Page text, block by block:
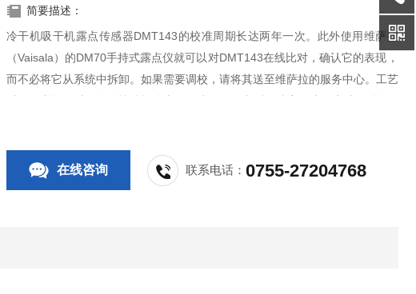
简要描述：
冷干机吸干机露点传感器DMT143的校准周期长达两年一次。此外使用维萨拉
（Vaisala）的DM70手持式露点仪就可以对DMT143在线比对，确认它的表现，
而不必将它从系统中拆卸。如果需要调校，请将其送至维萨拉的服务中心。工艺
过程正常运行时，自动校准软件也在在线工作。当测量精度无法保障时，纠偏工
在线咨询 联系电话：0755-27204768